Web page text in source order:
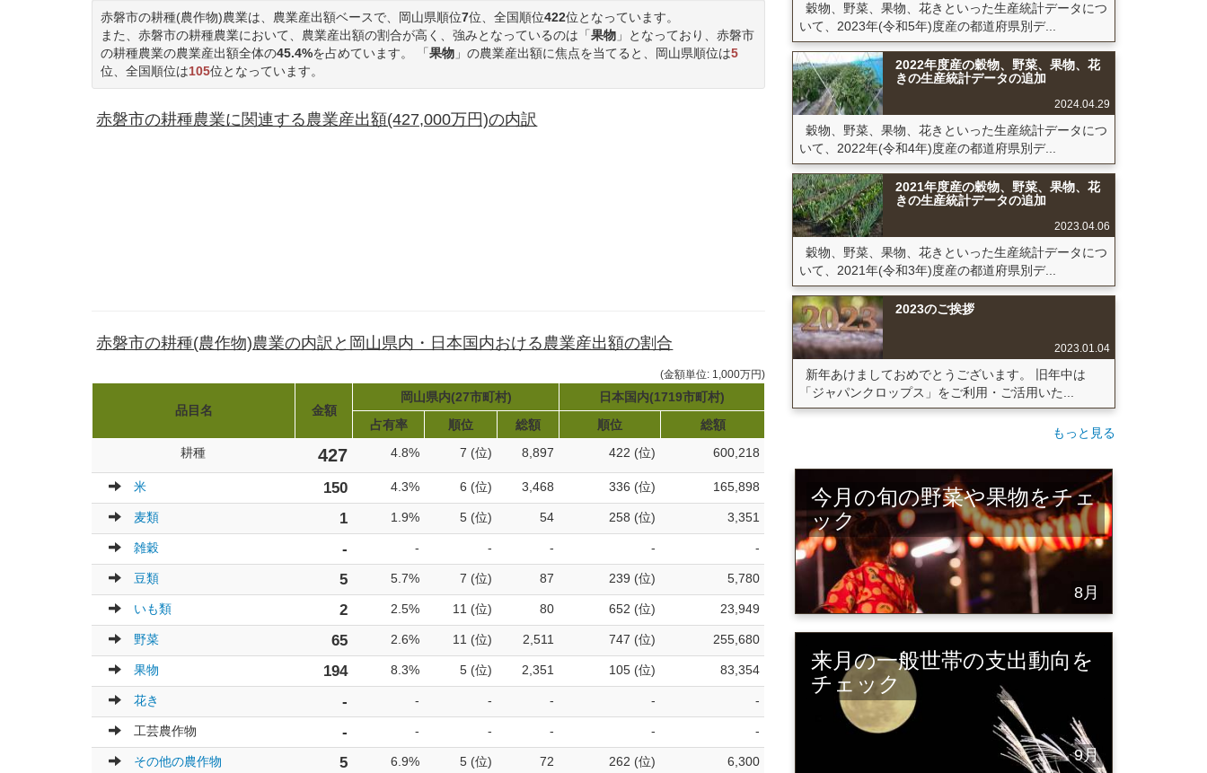
赤磐市の耕種(農作物)農業は、農業産出額ベースで、岡山県順位7位、全国順位422位となっています。
また、赤磐市の耕種農業において、農業産出額の割合が高く、強みとなっているのは「果物 」となっており、赤磐市
の耕種農業の農業産出額全体の45.4%を占めています。 「果物 」の農業産出額に焦点を当てると、岡山県順位は5
位、全国順位は105位となっています。
赤磐市の耕種農業に関連する農業産出額(427,000万円)の内訳
赤磐市の耕種(農作物)農業の内訳と岡山県内・日本国内おける農業産出額の割合
(金額単位: 1,000万円)
品目名 金額
岡山県内(27市町村)
日本国内(1719市町村)
占有率
順位 総額 順位
総額
耕種
427 4.8% 7 (位) 8,897 422 (位) 600,218
米 150 4.3% 6 (位) 3,468 336 (位) 165,898
麦類 1 1.9% 5 (位) 54 258 (位) 3,351
雑穀 - - - - - -
豆類 5 5.7% 7 (位) 87 239 (位) 5,780
いも類 2 2.5% 11 (位) 80 652 (位) 23,949
野菜 65 2.6% 11 (位) 2,511 747 (位) 255,680
果物 194 8.3% 5 (位) 2,351 105 (位) 83,354
花き - - - - - -
工芸農作物 - - - - - -
その他の農作物 5 6.9% 5 (位) 72 262 (位) 6,300
穀物、野菜、果物、花きといった生産統計データにつ
いて、2023年(令和5年)度産の都道府県別デ...
2022年度産の穀物、野菜、果物、花
きの生産統計データの追加
2024.04.29
穀物、野菜、果物、花きといった生産統計データにつ
いて、2022年(令和4年)度産の都道府県別デ...
2021年度産の穀物、野菜、果物、花
きの生産統計データの追加
2023.04.06
穀物、野菜、果物、花きといった生産統計データにつ
いて、2021年(令和3年)度産の都道府県別デ...
2023のご挨拶
2023.01.04
新年あけましておめでとうございます。 旧年中は
「ジャパンクロップス」をご利用・ご活用いた...
もっと見る
今月の旬の野菜や果物をチェ
ック
8月
来月の一般世帯の支出動向を
チェック
9月